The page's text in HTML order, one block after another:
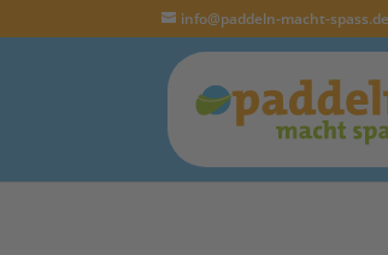
info@paddeln-macht-spass.de